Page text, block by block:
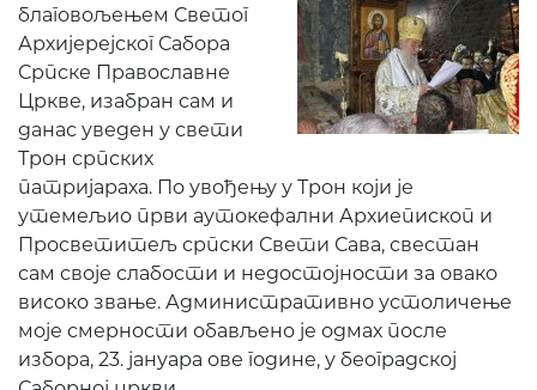
благовољењем Светог
Архијерејског Сабора
Српске Православне
Цркве, изабран сам и
данас уведен у свети
Трон српских
патријараха. По увођењу у Трон који је
утемељио први аутокефални Архиепископ и
Просветитељ српски Свети Сава, свестан
сам своје слабости и недостојности за овако
високо звање. Административно устоличење
моје смерности обављено је одмах после
избора, 23. јануара ове године, у београдској